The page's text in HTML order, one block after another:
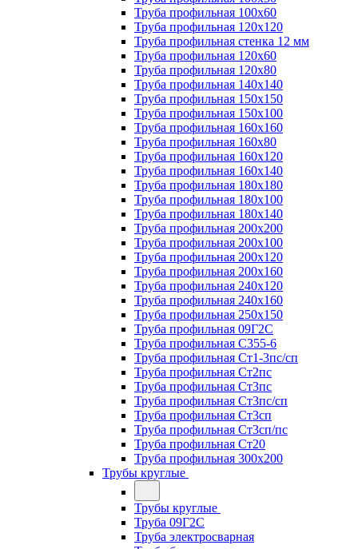
Труба профильная 100х60
Труба профильная 120х120
Труба профильная стенка 12 мм
Труба профильная 120х60
Труба профильная 120х80
Труба профильная 140х140
Труба профильная 150х150
Труба профильная 150х100
Труба профильная 160х160
Труба профильная 160х80
Труба профильная 160х120
Труба профильная 160х140
Труба профильная 180х180
Труба профильная 180х100
Труба профильная 180х140
Труба профильная 200х200
Труба профильная 200х100
Труба профильная 200х120
Труба профильная 200х160
Труба профильная 240х120
Труба профильная 240х160
Труба профильная 250х150
Труба профильная 09Г2С
Труба профильная С355-6
Труба профильная Ст1-3пс/сп
Труба профильная Ст2пс
Труба профильная Ст3пс
Труба профильная Ст3пс/сп
Труба профильная Ст3сп
Труба профильная Ст3сп/пс
Труба профильная Ст20
Труба профильная 300х200
Трубы круглые
Трубы круглые
Труба 09Г2С
Труба электросварная